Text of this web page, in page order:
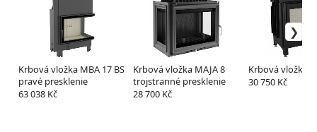
Krbová vložka MBA 17 BS
pravé presklenie
63 038 Kč
Krbová vložka MAJA 8
trojstranné presklenie
28 700 Kč
Krbová vložka
30 750 Kč